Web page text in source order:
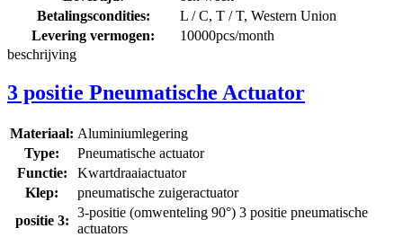
Betalingscondities:
L / C, T / T, Western Union
Levering vermogen:
10000pcs/month
beschrijving
3 positie Pneumatische Actuator
Materiaal: Aluminiumlegering
Type:
Pneumatische actuator
Functie:
Kwartdraaiactuator
Klep:
pneumatische zuigeractuator
positie 3:
3-positie (omwenteling 90°) 3 positie pneumatische
actuators